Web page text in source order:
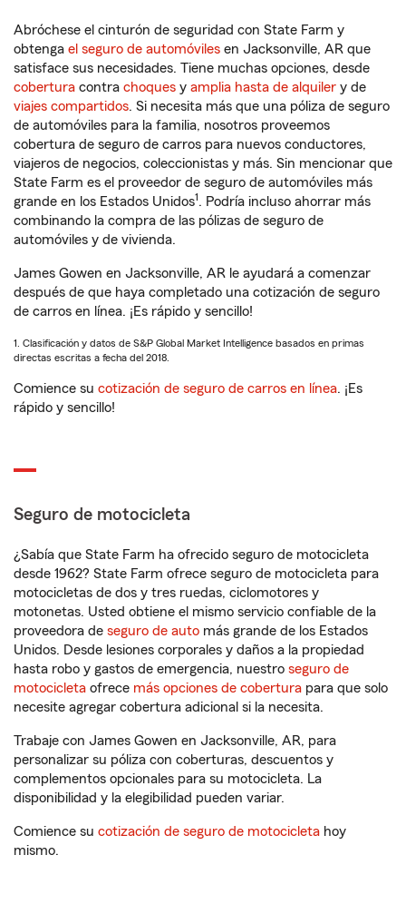
Abróchese el cinturón de seguridad con State Farm y
obtenga el seguro de automóviles en Jacksonville, AR que
satisface sus necesidades. Tiene muchas opciones, desde
cobertura contra choques y amplia hasta de alquiler y de
viajes compartidos. Si necesita más que una póliza de seguro
de automóviles para la familia, nosotros proveemos
cobertura de seguro de carros para nuevos conductores,
viajeros de negocios, coleccionistas y más. Sin mencionar que
State Farm es el proveedor de seguro de automóviles más
grande en los Estados Unidos1 . Podría incluso ahorrar más
combinando la compra de las pólizas de seguro de
automóviles y de vivienda.
James Gowen en Jacksonville, AR le ayudará a comenzar
después de que haya completado una cotización de seguro
de carros en línea. ¡Es rápido y sencillo!
1. Clasificación y datos de S&P Global Market Intelligence basados en primas
directas escritas a fecha del 2018.
Comience su cotización de seguro de carros en línea. ¡Es
rápido y sencillo!
Seguro de motocicleta
¿Sabía que State Farm ha ofrecido seguro de motocicleta
desde 1962? State Farm ofrece seguro de motocicleta para
motocicletas de dos y tres ruedas, ciclomotores y
motonetas. Usted obtiene el mismo servicio confiable de la
proveedora de seguro de auto más grande de los Estados
Unidos. Desde lesiones corporales y daños a la propiedad
hasta robo y gastos de emergencia, nuestro seguro de
motocicleta ofrece más opciones de cobertura para que solo
necesite agregar cobertura adicional si la necesita.
Trabaje con James Gowen en Jacksonville, AR, para
personalizar su póliza con coberturas, descuentos y
complementos opcionales para su motocicleta. La
disponibilidad y la elegibilidad pueden variar.
Comience su cotización de seguro de motocicleta hoy
mismo.